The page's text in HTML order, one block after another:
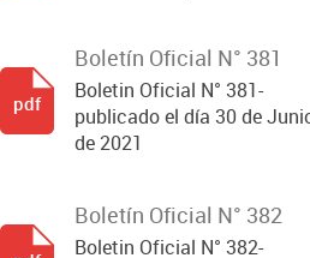
Boletín Oficial N° 381
Boletin Oficial N° 381-
publicado el día 30 de
de 2021
pdf
Boletín Oficial N° 382
Boletin Oficial N° 382-